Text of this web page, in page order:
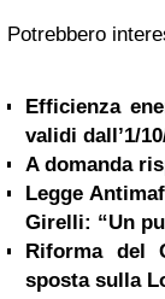
Potrebbero
Efficienza
validi dall’1/
A domanda
Legge
Girelli: “Un
Riforma del
sposta sulla